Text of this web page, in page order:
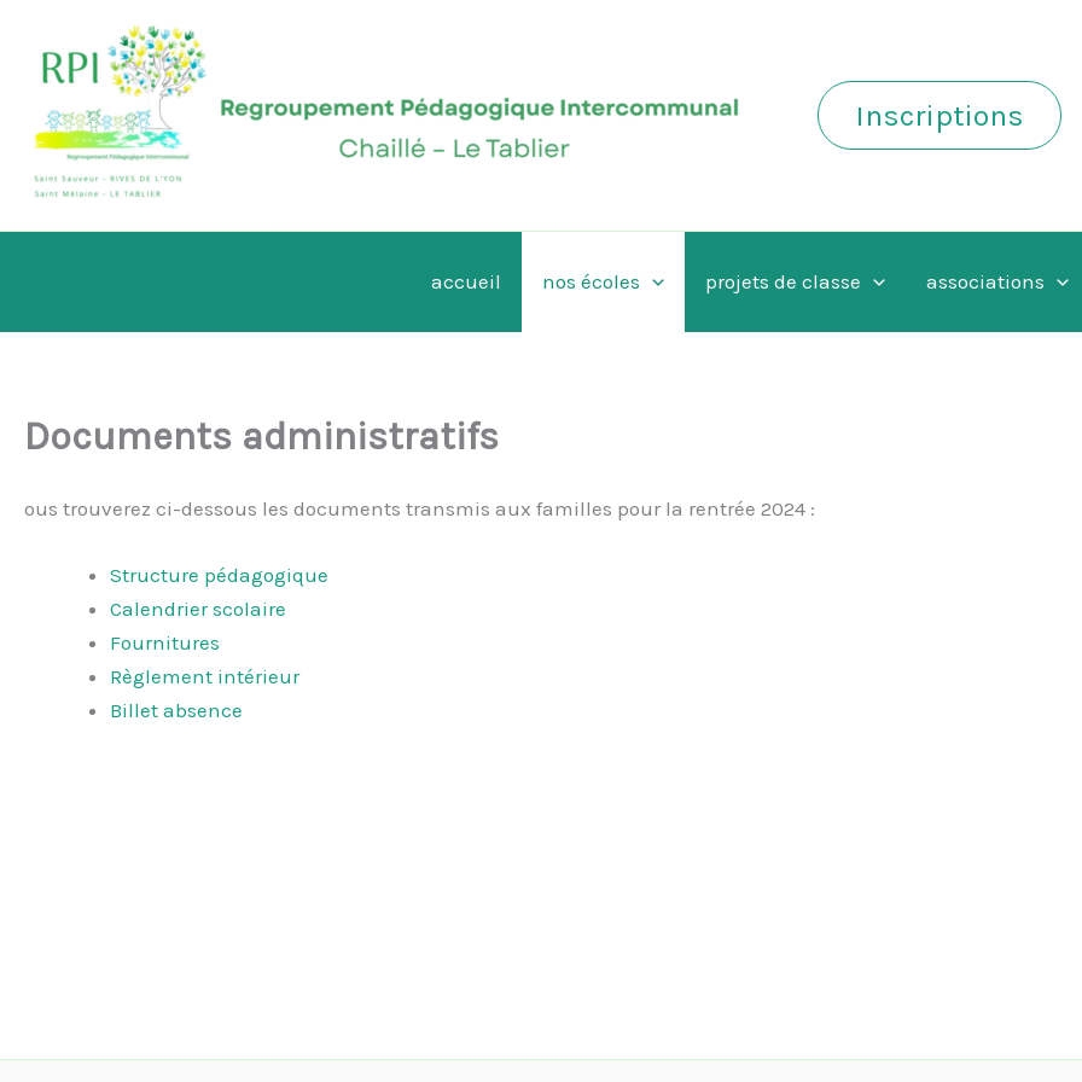
contenu
Inscriptions
accueil nos écoles projets de classe associations
Documents administratifs
ous trouverez ci-dessous les documents transmis aux familles pour la rentrée 2024 :
Structure pédagogique
Calendrier scolaire
Fournitures
Règlement intérieur
Billet absence